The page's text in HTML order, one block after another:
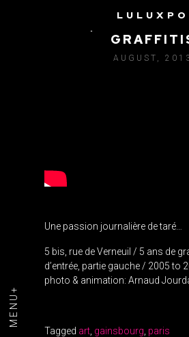
LULUXPO
MENU+
AUGUST,
Une passion journalière de taré…
5 bis, rue de Verneuil / 5 ans de
d’entrée, partie gauche / 2005 to
photo & animation: Arnaud
Tagged art gainsbourg paris